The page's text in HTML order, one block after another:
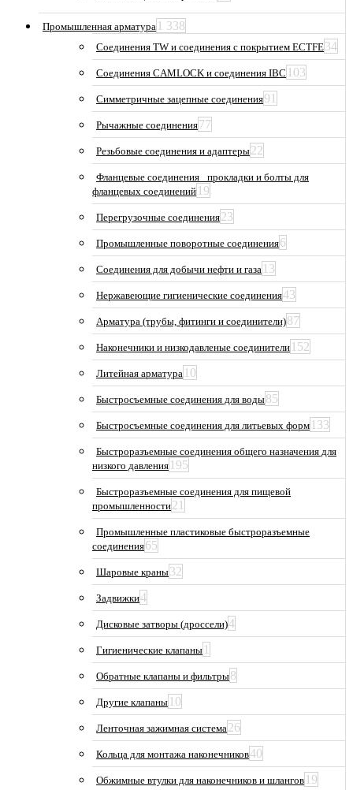
Промышленная арматура 1 338
Соединения TW и соединения с покрытием ECTFE34
Соединения CAMLOCK и соединения IBC 103
Симметричные зацепные соединения91
Рычажные соединения77
Резьбовые соединения и адаптеры22
Фланцевые соединения_ прокладки и болты для
фланцевых соединений 19
Перегрузочные соединения23
Промышленные поворотные соединения6
Соединения для добычи нефти и газа 13
Нержавеющие гигиенические соединения43
Арматура (трубы, фитинги и соединители)87
Наконечники и низкодавленые соединители 152
Литейная арматура 10
Быстросъемные соединения для воды85
Быстросъемные соединения для литьевых форм 133
Быстроразъемные соединения общего назначения для
низкого давления 195
Быстроразъемные соединения для пищевой
промышленности21
Промышленные пластиковые быстроразъемные
соединения65
Шаровые краны32
Задвижки4
Дисковые затворы (дроссели)4
Гигиенические клапаны 1
Обратные клапаны и фильтры8
Другие клапаны 10
Ленточная зажимная система26
Кольца для монтажа наконечников40
Обжимные втулки для наконечников и шлангов 19